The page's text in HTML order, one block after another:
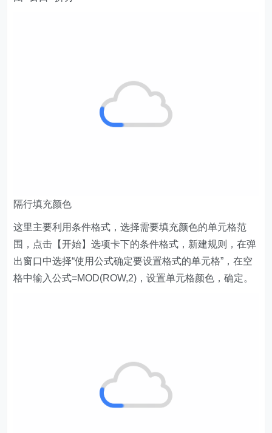
隔行填充颜色
这里主要利用条件格式，选择需要填充颜色的单元格范
围，点击【开始】选项卡下的条件格式，新建规则，在弹
出窗口中选择“使用公式确定要设置格式的单元格”，在空
格中输入公式=MOD(ROW,2)，设置单元格颜色，确定。